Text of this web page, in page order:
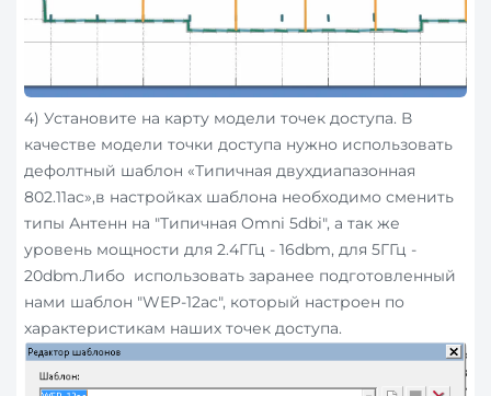
4) Установите на карту модели точек доступа. В
качестве модели точки доступа нужно использовать
дефолтный шаблон «Типичная двухдиапазонная
802.11ac»,в настройках шаблона необходимо сменить
типы Антенн на "Типичная Omni 5dbi", а так же
уровень мощности для 2.4ГГц - 16dbm, для 5ГГц -
20dbm.Либо использовать заранее подготовленный
нами шаблон "WEP-12ac", который настроен по
характеристикам наших точек доступа.